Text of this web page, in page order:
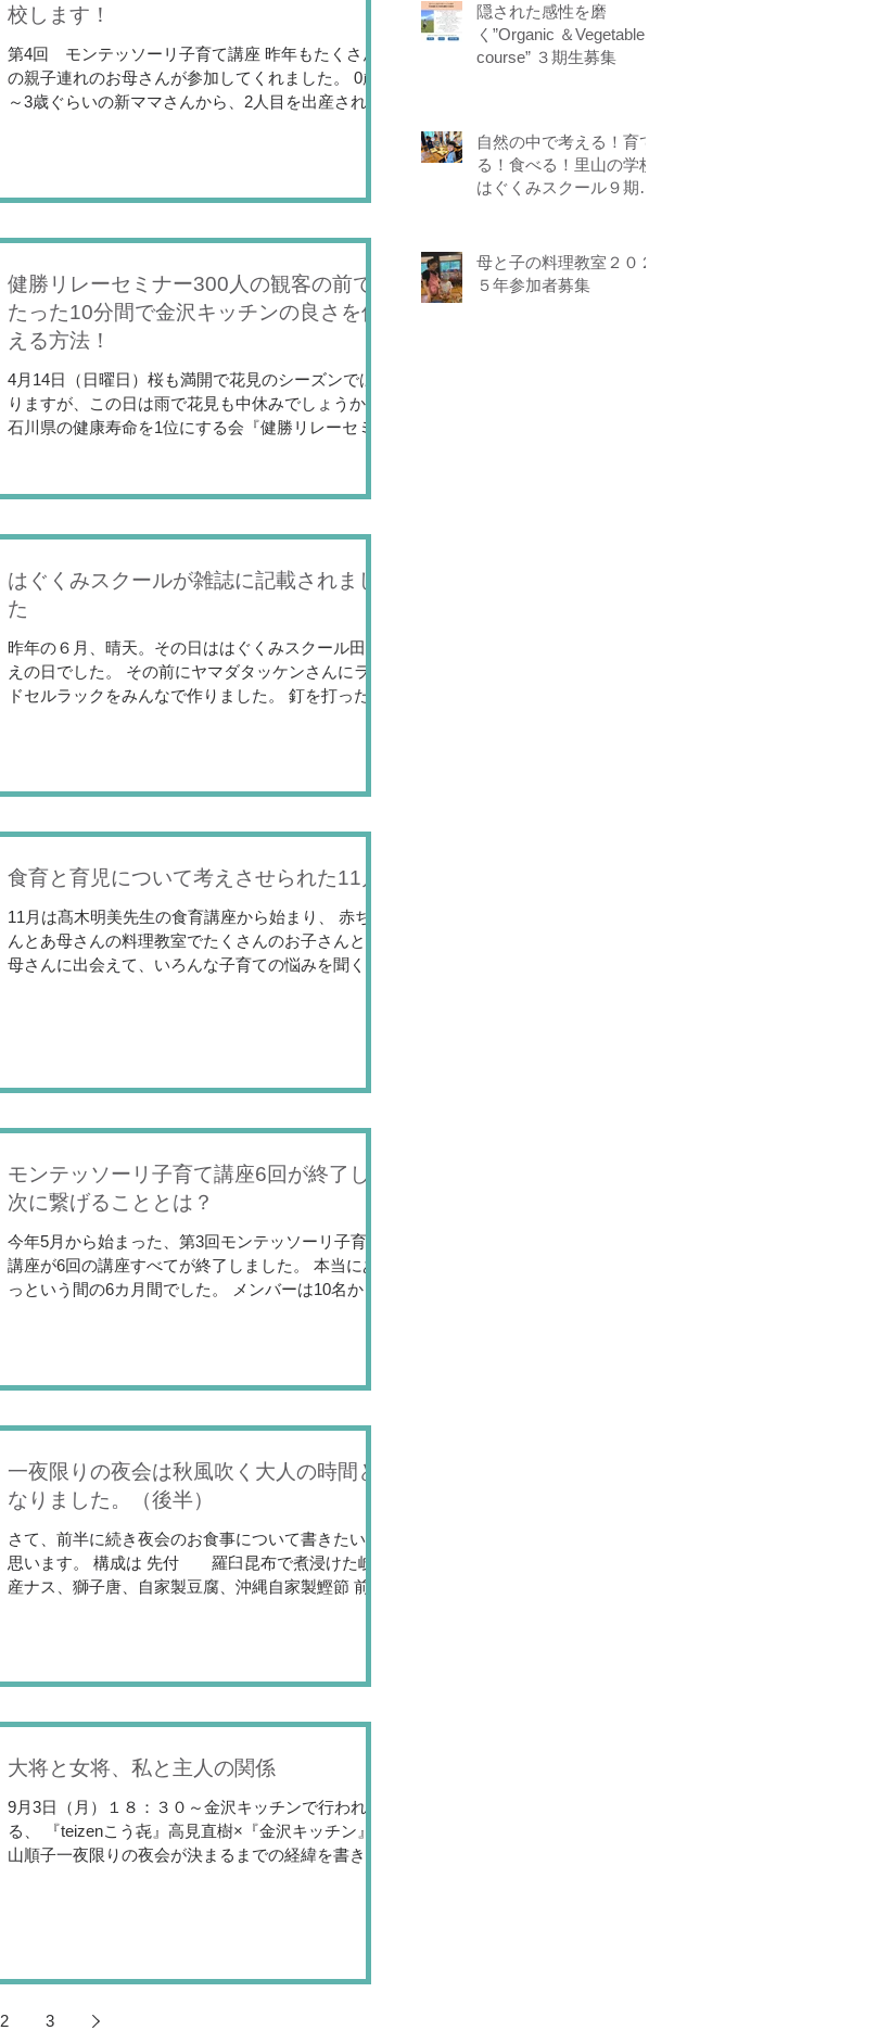
校します！
第4回 モンテッソーリ子育て講座 昨年もたくさん
の親子連れのお母さんが参加してくれました。 0歳
～3歳ぐらいの新ママさんから、2人目を出産されて
健勝リレーセミナー300人の観客の前で
たった10分間で金沢キッチンの良さを伝
える方法！
4月14日（日曜日）桜も満開で花見のシーズンではあ
りますが、この日は雨で花見も中休みでしょうか？
石川県の健康寿命を1位にする会『健勝リレーセミナ
外茂男氏が提案され、14人の食や健康...
はぐくみスクールが雑誌に記載されまし
た
昨年の６月、晴天。その日ははぐくみスクール田植
えの日でした。 その前にヤマダタッケンさんにラン
ドセルラックをみんなで作りました。 釘を打った
食育と育児について考えさせられた11月
11月は髙木明美先生の食育講座から始まり、 赤ちゃ
んとあ母さんの料理教室でたくさんのお子さんとお
母さんに出会えて、いろんな子育ての悩みを聞く機
モンテッソーリ子育て講座6回が終了し，
次に繋げることとは？
今年5月から始まった、第3回モンテッソーリ子育て
講座が6回の講座すべてが終了しました。 本当にあ
っという間の6カ月間でした。 メンバーは10名から
一夜限りの夜会は秋風吹く大人の時間と
なりました。（後半）
さて、前半に続き夜会のお食事について書きたいと
思います。 構成は 先付 羅臼昆布で煮浸けた岐阜
産ナス、獅子唐、自家製豆腐、沖縄自家製鰹節 前
大将と女将、私と主人の関係
9月3日（月）１８：３０～金沢キッチンで行われ
る、 『teizenこう㐂』高見直樹×『金沢キッチン』丸
山順子一夜限りの夜会が決まるまでの経緯を書きた
2 3
隠された感性を磨
く”Organic ＆Vegetable
course” ３期生募集
自然の中で考える！育て
る！食べる！里山の学校
はぐくみスクール９期生
母と子の料理教室２０２
５年参加者募集